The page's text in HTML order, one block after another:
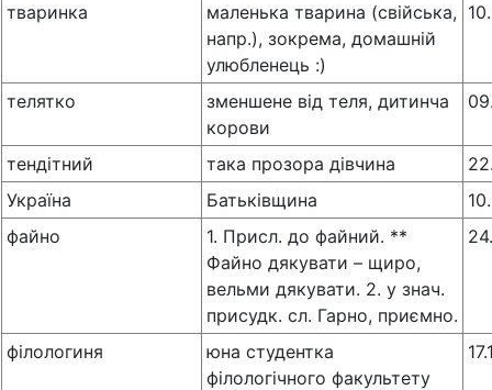
тваринка
маленька тварина (свійська,
напр.), зокрема, домашній
улюбленець :)
телятко
зменшене від теля, дитинча
корови
тендiтний така прозора дiвчина
Україна
Батьківщина
файно
1. Присл. до файний. **
Файно дякувати – щиро,
вельми дякувати. 2. у знач.
присудк. сл. Гарно, приємно.
філологиня
юна студентка
філологічного факультету